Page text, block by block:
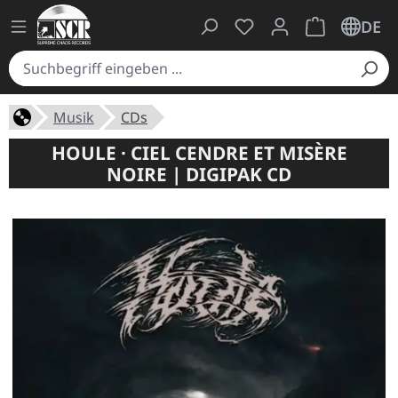
Du hast 0 Produkte
Warenkorb
DE
Musik CDs
HOULE · CIEL CENDRE ET MISÈRE
NOIRE | DIGIPAK CD